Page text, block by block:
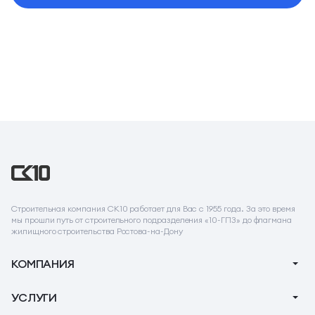
Строительная компания СК10 работает для Вас с 1955 года. За это время
мы прошли путь от строительного подразделения «10-ГПЗ» до флагмана
жилищного строительства Ростова-на-Дону
КОМПАНИЯ
О компании
УСЛУГИ